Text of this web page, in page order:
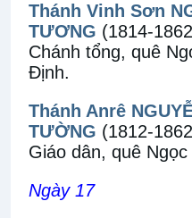
Thánh Vinh Sơn
TƯƠNG (1814-
Chánh tổng, quê
Định.
Thánh Anrê
TƯỜNG (1812-
Giáo dân, quê
Ngày 17